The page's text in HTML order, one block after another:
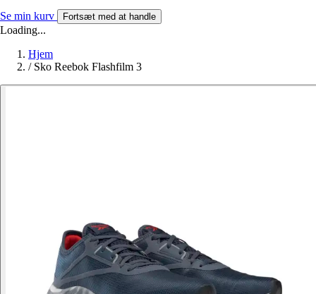
Se min kurv Fortsæt med at handle
Loading...
Hjem
/ Sko Reebok Flashfilm 3